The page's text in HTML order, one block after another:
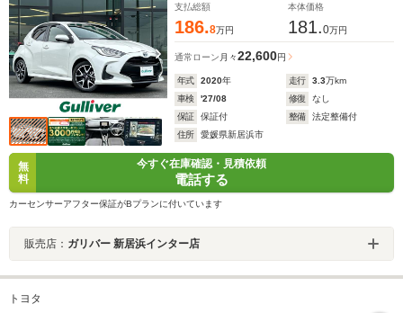
フティ/LEDライト/禁煙車
支払総額
186.8万円
本体価格
181.0万円
通常ローン 月々22,600円
年式 2020年 走行 3.3万km
車検
'27/08 修復
なし
保証
保証付 整備
法定整備付
住所
愛媛県新居浜市
無
料
今すぐ在庫確認・見積依頼
電話する
カーセンサーアフター保証がBプランに付いています
販売店： ガリバー 新居浜インター店
トヨタ